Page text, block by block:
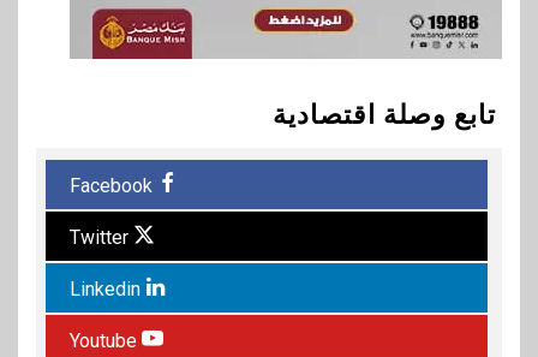
تابع وصلة اقتصادية
Facebook
Twitter
Linkedin
Youtube